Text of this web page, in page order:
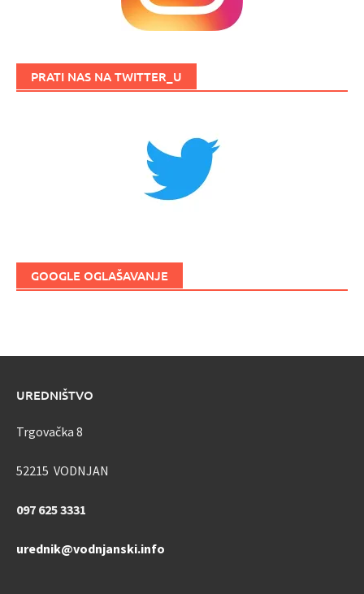
PRATI NAS NA TWITTER_U
GOOGLE OGLAŠAVANJE
UREDNIŠTVO
Trgovačka 8
52215 VODNJAN
097 625 3331
urednik@vodnjanski.info